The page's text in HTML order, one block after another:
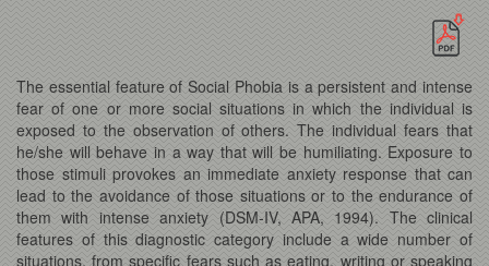
The essential feature of Social Phobia is a persistent and intense
fear of one or more social situations in which the individual is
exposed to the observation of others. The individual fears that
he/she will behave in a way that will be humiliating. Exposure to
those stimuli provokes an immediate anxiety response that can
lead to the avoidance of those situations or to the endurance of
them with intense anxiety (DSM-IV, APA, 1994). The clinical
features of this diagnostic category include a wide number of
situations, from specific fears such as eating, writing or speaking